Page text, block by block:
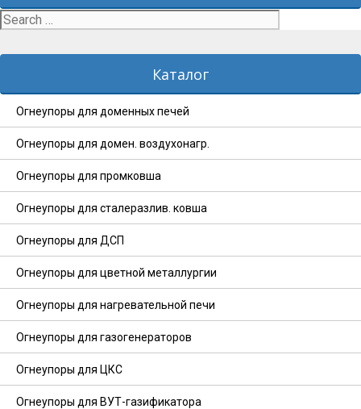
Search
for:
Каталог
Огнеупоры для доменных печей
Огнеупоры для домен. воздухонагр.
Огнеупоры для промковша
Огнеупоры для сталеразлив. ковша
Огнеупоры для ДСП
Огнеупоры для цветной металлургии
Огнеупоры для нагревательной печи
Огнеупоры для газогенераторов
Огнеупоры для ЦКС
Огнеупоры для ВУТ-газификатора